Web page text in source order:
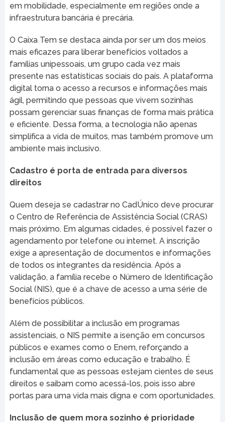
em mobilidade, especialmente em regiões onde a
infraestrutura bancária é precária.
O Caixa Tem se destaca ainda por ser um dos meios
mais eficazes para liberar benefícios voltados a
famílias unipessoais, um grupo cada vez mais
presente nas estatísticas sociais do país. A plataforma
digital torna o acesso a recursos e informações mais
ágil, permitindo que pessoas que vivem sozinhas
possam gerenciar suas finanças de forma mais prática
e eficiente. Dessa forma, a tecnologia não apenas
simplifica a vida de muitos, mas também promove um
ambiente mais inclusivo.
Cadastro é porta de entrada para diversos
direitos
Quem deseja se cadastrar no CadÚnico deve procurar
o Centro de Referência de Assistência Social (CRAS)
mais próximo. Em algumas cidades, é possível fazer o
agendamento por telefone ou internet. A inscrição
exige a apresentação de documentos e informações
de todos os integrantes da residência. Após a
validação, a família recebe o Número de Identificação
Social (NIS), que é a chave de acesso a uma série de
benefícios públicos.
Além de possibilitar a inclusão em programas
assistenciais, o NIS permite a isenção em concursos
públicos e exames como o Enem, reforçando a
inclusão em áreas como educação e trabalho. É
fundamental que as pessoas estejam cientes de seus
direitos e saibam como acessá-los, pois isso abre
portas para uma vida mais digna e com oportunidades.
Inclusão de quem mora sozinho é prioridade